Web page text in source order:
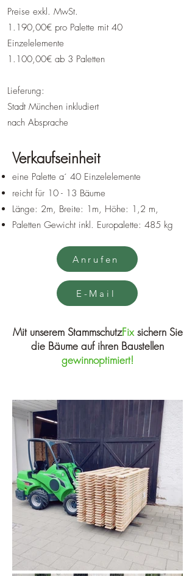
Preise exkl. MwSt.
1.190,00€ pro Palette mit 40
Einzelelemente
1.100,00€ ab 3 Paletten
​Lieferung:
Stadt München inkludiert
nach Absprache
Verkaufseinheit
eine Palette a´ 40 Einzelelemente
reicht für 10 - 13 Bäume
Länge: 2m, Breite: 1m, Höhe: 1,2 m,
Paletten Gewicht inkl. Europalette: 485 kg
Anrufen
E-Mail
Mit unserem StammschutzFixsichern Sie
die Bäume auf ihren Baustellen
gewinnoptimiert!